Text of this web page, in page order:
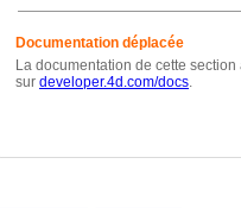
Documentation déplacée
La documentation de cette
sur developer.4d.com/docs.